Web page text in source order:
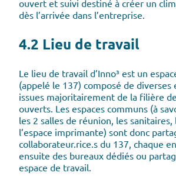
ouvert et suivi destiné à créer un
dès l’arrivée dans l’entreprise.
4.2 Lieu de travail
Le lieu de travail d’Inno³ est un
(appelé le 137) composé de diverses
issues majoritairement de la filière
ouverts. Les espaces communs (à
les 2 salles de réunion, les sanitaires,
l’espace imprimante) sont donc
collaborateur.rice.s du 137, chaque
ensuite des bureaux dédiés ou
espace de travail.